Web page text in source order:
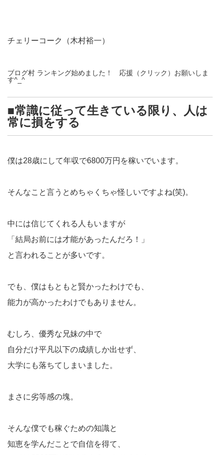
チェリーコーク（木村裕一）
ブログ村 ランキング始めました！ 応援（クリック）お願いしま
す^_^
■常識に従って生きている限り、人は
常に損をする
僕は28歳にして年収で6800万円を稼いでいます。
そんなこと言うとめちゃくちゃ怪しいですよね(笑)。
中には信じてくれる人もいますが
「結局お前には才能があったんだろ！」
と言われることが多いです。
でも、僕はもともと賢かったわけでも、
能力が高かったわけでもありません。
むしろ、優秀な兄妹の中で
自分だけ平凡以下の成績しか出せず、
大学にも落ちてしまいました。
まさに劣等感の塊。
そんな僕でも稼ぐための知識と
知恵を学んだことで自信を得て、